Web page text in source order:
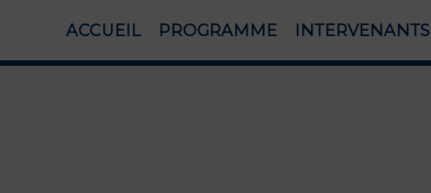
ACCUEIL PROGRAMME INTERVENANTS